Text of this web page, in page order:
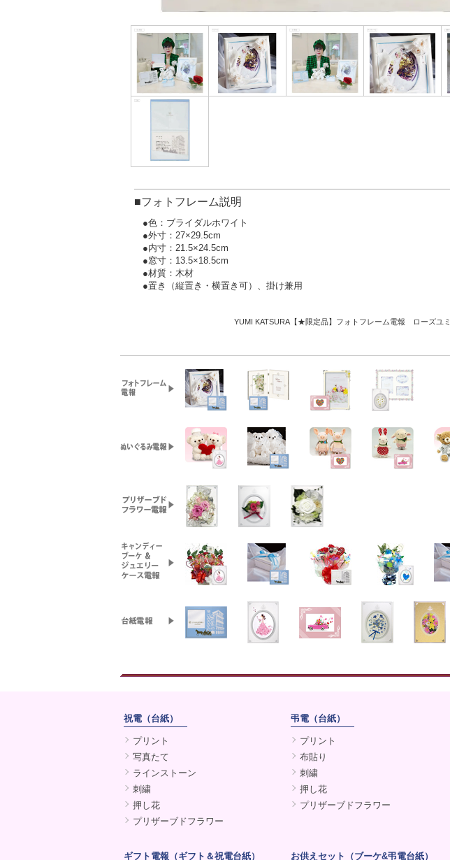
■フォトフレーム説明
●色：ブライダルホワイト
●外寸：27×29.5cm
●内寸：21.5×24.5cm
●窓寸：13.5×18.5cm
●材質：木材
●置き（縦置き・横置き可）、掛け兼用
YUMI KATSURA【★限定品】フォトフレーム電報 ローズユミ
祝電（台紙）
プリント
写真たて
ラインストーン
刺繍
押し花
プリザーブドフラワー
ギフト電報（ギフト＆祝電台紙）
弔電（台紙）
プリント
布貼り
刺繍
押し花
プリザーブドフラワー
お供えセット（ブーケ&弔電台紙）